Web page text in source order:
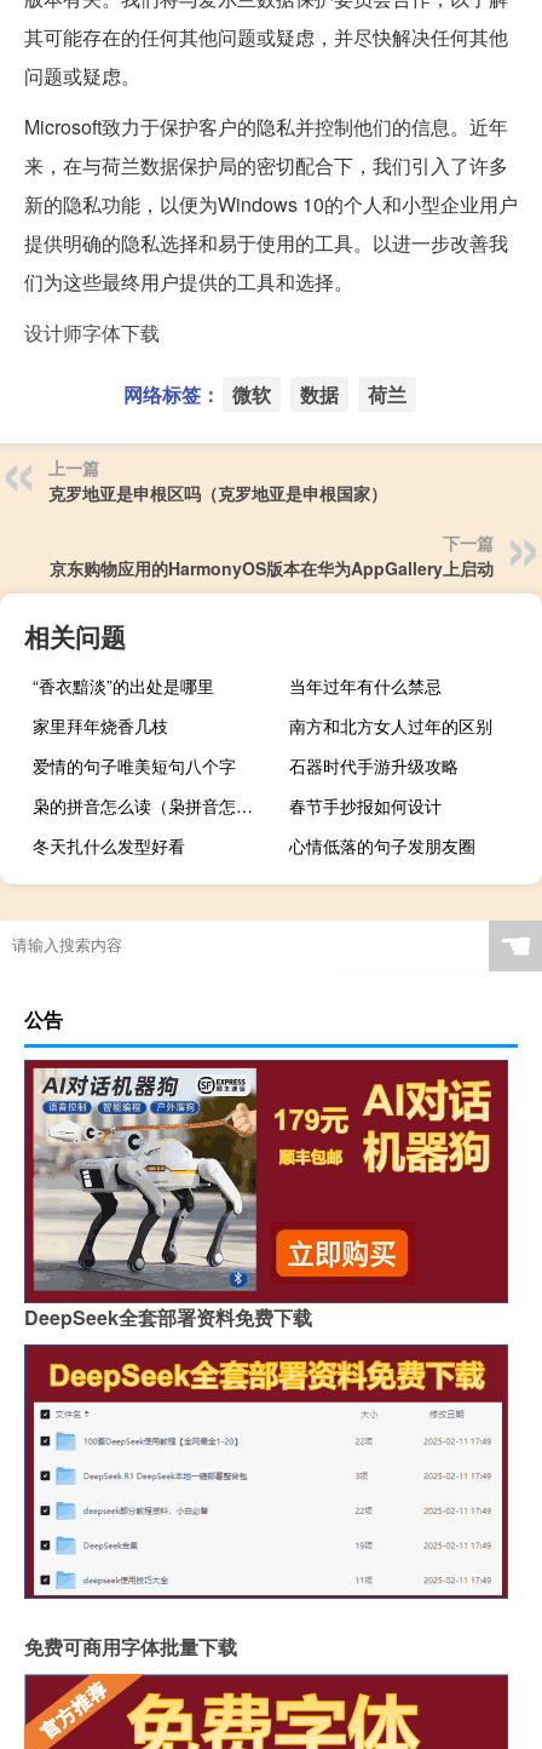
其可能存在的任何其他问题或疑虑，并尽快解决任何其他
问题或疑虑。
Microsoft致力于保护客户的隐私并控制他们的信息。近年
来，在与荷兰数据保护局的密切配合下，我们引入了许多
新的隐私功能，以便为Windows 10的个人和小型企业用户
提供明确的隐私选择和易于使用的工具。以进一步改善我
们为这些最终用户提供的工具和选择。
设计师字体下载
网络标签： 微软 数据 荷兰
上一篇
克罗地亚是申根区吗（克罗地亚是申根国家）
下一篇
京东购物应用的HarmonyOS版本在华为AppGallery上启动
相关问题
“香衣黯淡”的出处是哪里
当年过年有什么禁忌
家里拜年烧香几枝
南方和北方女人过年的区别
爱情的句子唯美短句八个字
石器时代手游升级攻略
枭的拼音怎么读（枭拼音怎么读）
春节手抄报如何设计
冬天扎什么发型好看
心情低落的句子发朋友圈
☚
公告
DeepSeek全套部署资料免费下载
免费可商用字体批量下载